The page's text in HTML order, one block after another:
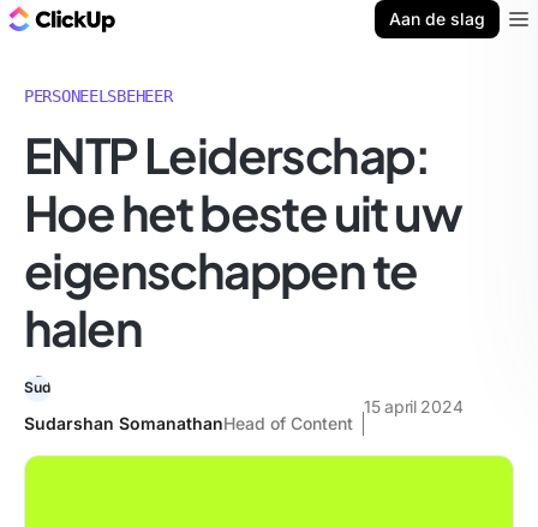
Aan de slag
PERSONEELSBEHEER
ENTP Leiderschap:
Hoe het beste uit uw
eigenschappen te
halen
Sudarshan SomanathanHead of Content
15 april 2024